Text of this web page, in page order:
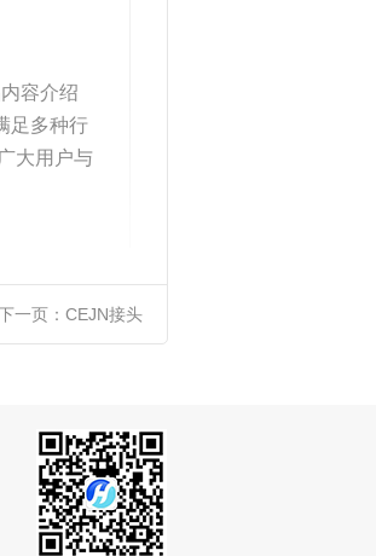
容介绍
足多种行
大用户与
一页： CEJN接头